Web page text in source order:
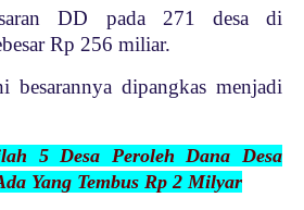
DD pada 271 desa di
Rp 256 miliar.
besarannya dipangkas menjadi
5 Desa Peroleh Dana Desa
Yang Tembus Rp 2 Milyar